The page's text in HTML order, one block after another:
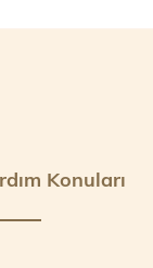
Konuları